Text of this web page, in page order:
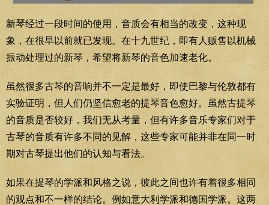
新琴经过一段时间的使用，音质会有相当的改变，这种现
象，在很早以前就已发现。在十九世纪，即有人贩售以机械
振动处理过的新琴，希望将新琴的音色加速老化。
虽然很多古琴的音响并不一定是最好，即使巴黎与伦敦都有
实验证明，但人们仍坚信愈老的提琴音色愈好。虽然古提琴
的音质是否较好，我们无从考量，但有许多音乐专家们对于
古琴的音质有许多不同的见解，这些专家可能并非在同一时
期对古琴提出他们的认知与看法。
如果在提琴的学派和风格之说，彼此之间也许有着很多相同
的观点和不一样的结论。例如意大利学派和德国学派。这两